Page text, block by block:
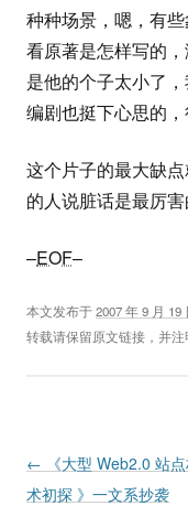
种种场景，嗯，有
看原著是怎样写的
是他的个子太小了
编剧也挺下心思的，
这个片子的最大缺
的人说脏话是最厉
–EOF–
本文发布于2007 年 9 月 19
转载请保留原文链接，并注
Post navigation
← 《大型 Web2.0 站
术初探 》一文系抄袭